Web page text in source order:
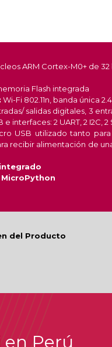
ARM Cortex-M0+ de 32
Flash integrada
Wi-Fi 802.11n, banda única
salidas digitales, 3
interfaces: 2 UART, 2 I2C, 2
USB utilizado tanto
recibir alimentación de
MicroPython
del Producto
en Perú